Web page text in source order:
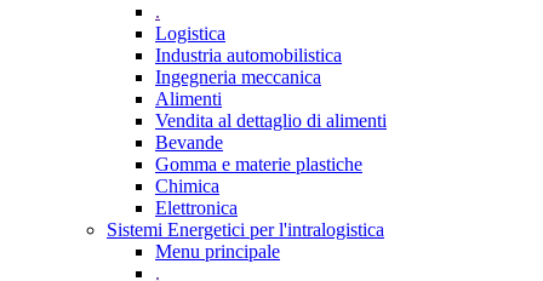
.
Logistica
Industria automobilistica
Ingegneria meccanica
Alimenti
Vendita al dettaglio di alimenti
Bevande
Gomma e materie plastiche
Chimica
Elettronica
Sistemi Energetici per l'intralogistica
Menu principale
.